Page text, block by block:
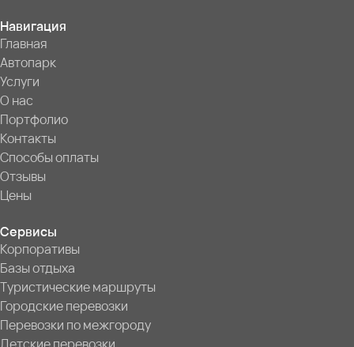
Навигация
Главная
Автопарк
Услуги
О нас
Портфолио
Контакты
Способы оплаты
Отзывы
Цены
Сервисы
Корпоративы
Базы отдыха
Туристические маршруты
Городские перевозки
Перевозки по межгороду